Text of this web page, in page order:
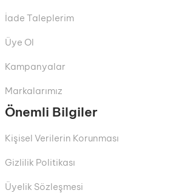
İade Taleplerim
Üye Ol
Kampanyalar
Markalarımız
Önemli Bilgiler
Kişisel Verilerin Korunması
Gizlilik Politikası
Üyelik Sözleşmesi